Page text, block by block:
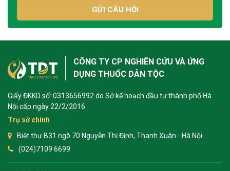
GỬI CÂU HỎI
CÔNG TY CP NGHIÊN CỨU VÀ ỨNG
DỤNG THUỐC DÂN TỘC
Giấy ĐKKD số: 0313656992 do Sở kế hoạch đầu tư thành phố Hà
Nội cấp ngày 22/2/2016
Trụ sở chính
Biệt thự B31 ngõ 70 Nguyễn Thị Định, Thanh Xuân - Hà Nội
(024)7109 6699